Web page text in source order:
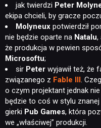
jak twierdzi Peter
ekipa chcieli, by gracze
Molyneux potwierdził
nie będzie oparte na Natalu,
że produkcja w pewien
Microsoftu;
sir Peter wyjawił też, że
związanego z Fable III.
o czym projektant jednak
będzie to coś w stylu znanej
gierki Pub Games, która
we „właściwej” produkcji.